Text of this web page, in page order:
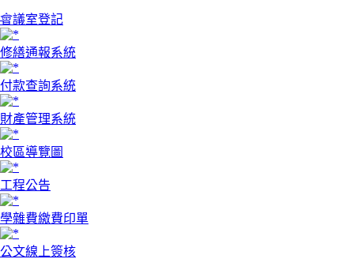
:::
會議室登記
修繕通報系統
付款查詢系統
財產管理系統
校區導覽圖
工程公告
學雜費繳費印單
公文線上簽核